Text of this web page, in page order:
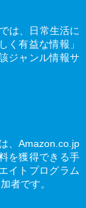
は、日常生活に
く有益な情報」
ジャンル情報サ
、Amazon.co.jp
を獲得できる手
イトプログラム
者です。